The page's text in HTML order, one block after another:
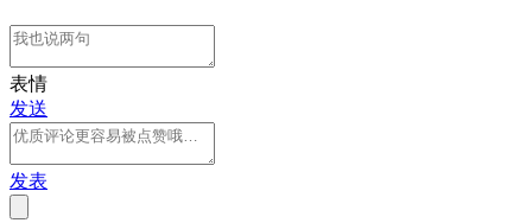
表情
发送
发表